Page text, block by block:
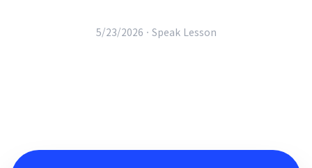
5/23/2026 · Speak Lesson